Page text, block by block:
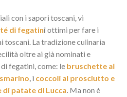
con i sapori toscani, vi
di fegatiniottimi per fare i
toscani. La tradizione culinaria
oltre ai già nominati e
fegatini, come: le bruschette al
, i coccoli al prosciutto e
patate di Lucca. Ma non è